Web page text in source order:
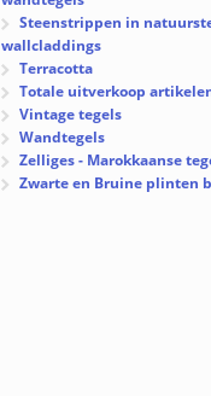
Steenstrippen in
wallcladdings
Terracotta
Totale uitverkoop
Vintage tegels
Wandtegels
Zelliges - Marokkaanse
Zwarte en Bruine plinten